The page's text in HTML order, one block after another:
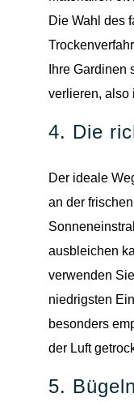
Die Wahl des
Ihre Gardinen
verlieren, also
4. Die
Der ideale
an der
ausbleichen
verwenden
niedrigsten
besonders
der Luft
5.